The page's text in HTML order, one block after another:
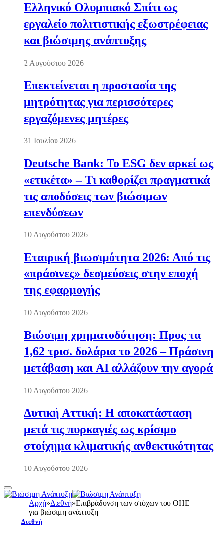
Ελληνικό Ολυμπιακό Σπίτι ως
εργαλείο πολιτιστικής εξωστρέφειας
και βιώσιμης ανάπτυξης
2 Αυγούστου 2026
Επεκτείνεται η προστασία της
μητρότητας για περισσότερες
εργαζόμενες μητέρες
31 Ιουλίου 2026
Deutsche Bank: Το ESG δεν αρκεί ως
«ετικέτα» – Τι καθορίζει πραγματικά
τις αποδόσεις των βιώσιμων
επενδύσεων
10 Αυγούστου 2026
Εταιρική βιωσιμότητα 2026: Από τις
«πράσινες» δεσμεύσεις στην εποχή
της εφαρμογής
10 Αυγούστου 2026
Βιώσιμη χρηματοδότηση: Προς τα
1,62 τρισ. δολάρια το 2026 – Πράσινη
μετάβαση και AI αλλάζουν την αγορά
10 Αυγούστου 2026
Δυτική Αττική: Η αποκατάσταση
μετά τις πυρκαγιές ως κρίσιμο
στοίχημα κλιματικής ανθεκτικότητας
10 Αυγούστου 2026
Αρχή»Διεθνή»Επιβράδυνση των στόχων του ΟΗΕ
για βιώσιμη ανάπτυξη
Διεθνή